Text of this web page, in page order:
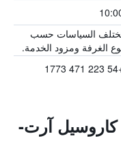
السياسات حسب
الغرفة ومزود الخدمة.
+54
كاروسيل آرت-